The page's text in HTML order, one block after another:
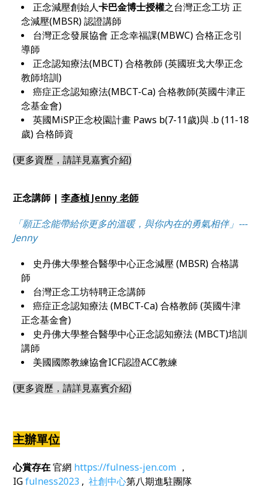
正念減壓創始人卡巴金博士授權之台灣正念工坊 正
念減壓(MBSR) 認證講師
台灣正念發展協會 正念幸福課(MBWC) 合格正念引
導師
正念認知療法(MBCT) 合格教師 (英國班戈大學正念
教師培訓)
癌症正念認知療法(MBCT-Ca) 合格教師(英國牛津正
念基金會)
英國MiSP正念校園計畫 Paws b(7-11歲)與 .b (11-18
歲) 合格師資
(更多資歷，請詳見嘉賓介紹)
正念講師 |李彥楨 Jenny 老師
「願正念能帶給你更多的溫暖，與你內在的勇氣相伴」---
Jenny
史丹佛大學整合醫學中心正念減壓 (MBSR) 合格講
師
台灣正念工坊特聘正念講師
癌症正念認知療法 (MBCT-Ca) 合格教師 (英國牛津
正念基金會)
史丹佛大學整合醫學中心正念認知療法 (MBCT)培訓
講師
美國國際教練協會ICF認證ACC教練
(更多資歷，請詳見嘉賓介紹)
主辦單位
心賞存在官網 https://fulness-jen.com ，
IGfulness2023 ,社創中心第八期進駐團隊